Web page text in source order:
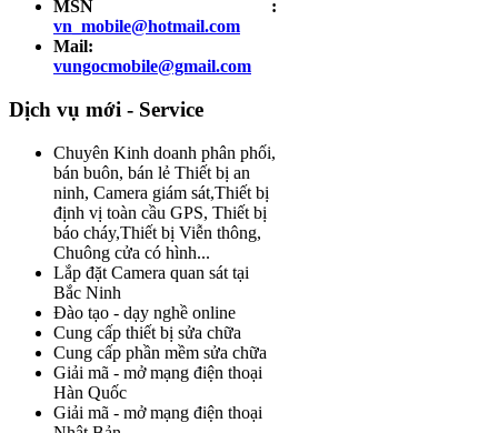
MSN :
vn_mobile@hotmail.com
Mail:
vungocmobile@gmail.com
Dịch vụ mới - Service
Chuyên Kinh doanh phân phối,
bán buôn, bán lẻ Thiết bị an
ninh, Camera giám sát,Thiết bị
định vị toàn cầu GPS, Thiết bị
báo cháy,Thiết bị Viễn thông,
Chuông cửa có hình...
Lắp đặt Camera quan sát tại
Bắc Ninh
Đào tạo - dạy nghề online
Cung cấp thiết bị sửa chữa
Cung cấp phần mềm sửa chữa
Giải mã - mở mạng điện thoại
Hàn Quốc
Giải mã - mở mạng điện thoại